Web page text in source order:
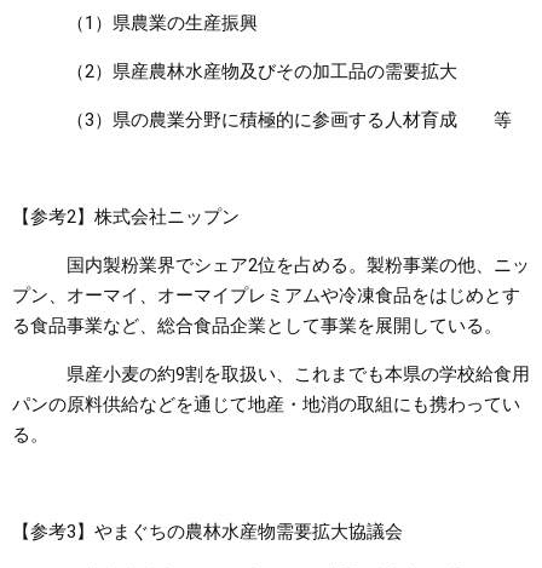
（1）県農業の生産振興
（2）県産農林水産物及びその加工品の需要拡大
（3）県の農業分野に積極的に参画する人材育成 等
【参考2】株式会社ニップン
国内製粉業界でシェア2位を占める。製粉事業の他、ニッ
プン、オーマイ、オーマイプレミアムや冷凍食品をはじめとす
る食品事業など、総合食品企業として事業を展開している。
県産小麦の約9割を取扱い、これまでも本県の学校給食用
パンの原料供給などを通じて地産・地消の取組にも携わってい
る。
【参考3】やまぐちの農林水産物需要拡大協議会